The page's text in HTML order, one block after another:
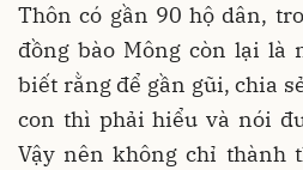
Thôn có gần 90 hộ dân,
đồng bào Mông còn lại là
biết rằng để gần gũi, chia
con thì phải hiểu và nói
Vậy nên không chỉ thành